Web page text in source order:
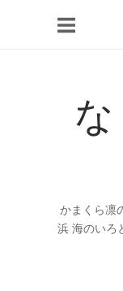
かまくら
浜 海のいろ